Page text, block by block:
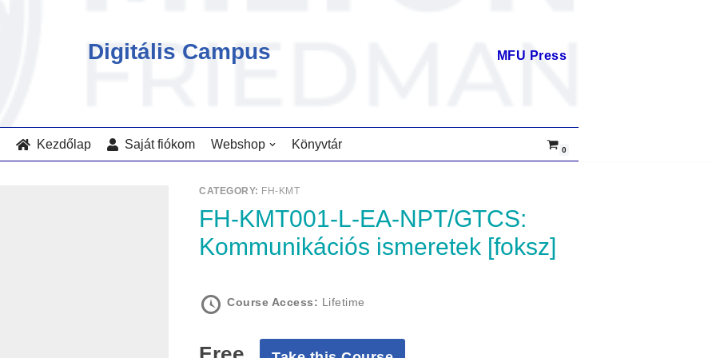
Digitális Campus MFU Press
Kezdőlap Saját fiókom Webshop Könyvtár 0
CATEGORY: FH-KMT
FH-KMT001-L-EA-NPT/GTCS:
Kommunikációs ismeretek [foksz]
Course Access: Lifetime